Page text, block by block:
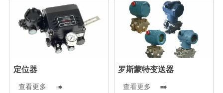
定位器
查看更多 
罗斯蒙特变送器
查看更多 